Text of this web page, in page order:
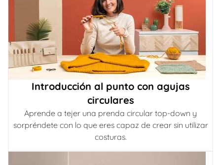
Introducción al punto con agujas
circulares
Aprende a tejer una prenda circular top-down y
sorpréndete con lo que eres capaz de crear sin utilizar
costuras.